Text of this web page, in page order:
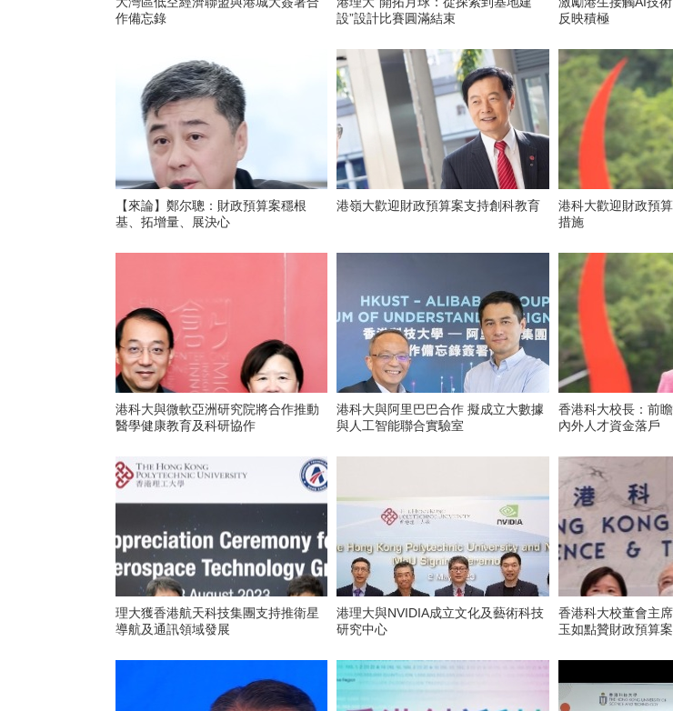
作備忘錄
設”設計比賽圓滿結束
反映積極
【來論】鄭尔聰：財政預算案穩根
基、拓增量、展決心
港嶺大歡迎財政預算案支持創科教育
港科大歡迎財政預
措施
港科大與微軟亞洲研究院將合作推動
醫學健康教育及科研協作
港科大與阿里巴巴合作 擬成立大數據
與人工智能聯合實驗室
香港科大校長：前
內外人才資金落戶
理大獲香港航天科技集團支持推衛星
導航及通訊領域發展
港理大與NVIDIA成立文化及藝術科技
研究中心
香港科大校董會主
玉如點贊財政預算案